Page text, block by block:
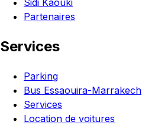
Partenaires
Services
Parking
Bus Essaouira-Marrakech
Services
Location de voitures